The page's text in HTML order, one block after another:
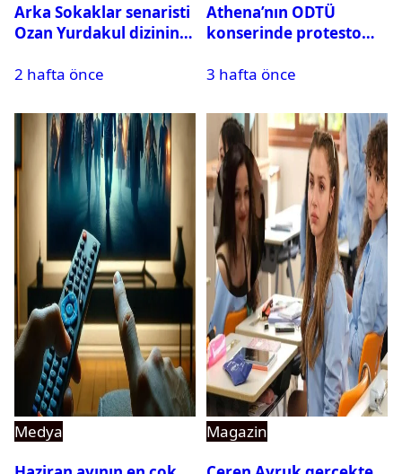
Arka Sokaklar senaristi
Ozan Yurdakul dizinin
2 hafta önce
Athena’nın ODTÜ
konserinde protesto
3 hafta önce
Medya
Magazin